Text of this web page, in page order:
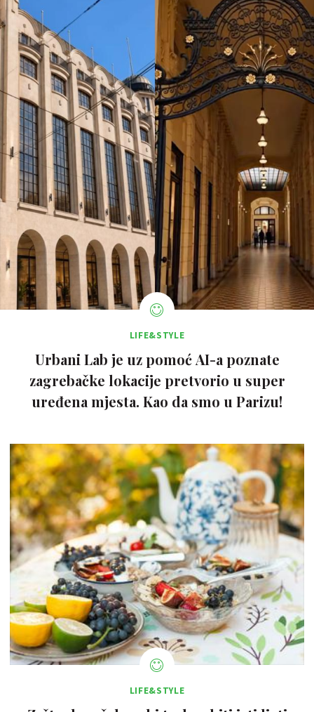
LIFE&STYLE
Urbani Lab je uz pomoć AI-a poznate
zagrebačke lokacije pretvorio u super
uređena mjesta. Kao da smo u Parizu!
LIFE&STYLE